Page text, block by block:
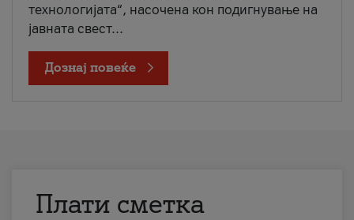
технологијата“, насочена кон подигнување на
јавната свест...
Дознај повеќе
Плати сметка